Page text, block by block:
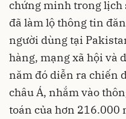
chứng minh trong lịch
đã làm lộ thông tin
người dùng tại
hàng, mạng xã hội và
năm đó diễn ra chiến
châu Á, nhắm vào
toán của hơn 216.000